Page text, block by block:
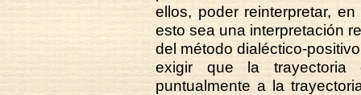
ellos, poder reinterpretar,
esto sea una interpretación
del método dialéctico-
exigir que la trayectoria
puntualmente a la